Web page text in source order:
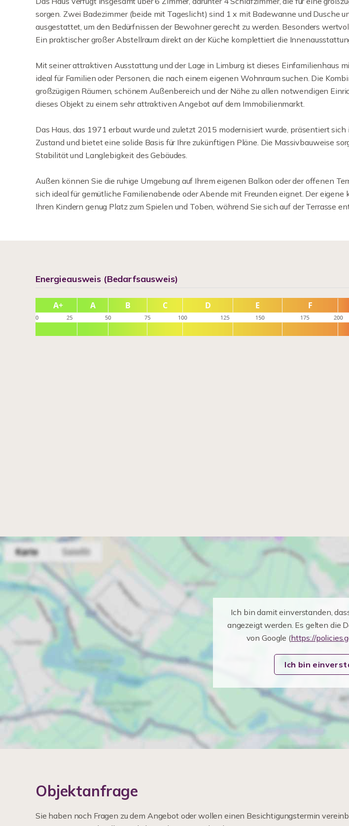
sorgen. Zwei Badezimmer (beide mit Tageslicht) sind 1 x mit Badewanne und Dusche
ausgestattet, um den Bedürfnissen der Bewohner gerecht zu werden. Besonders
Ein praktischer großer Abstellraum direkt an der Küche komplettiert die
Mit seiner attraktiven Ausstattung und der Lage in Limburg ist dieses Einfamilienhaus
ideal für Familien oder Personen, die nach einem eigenen Wohnraum suchen. Die
großzügigen Räumen, schönem Außenbereich und der Nähe zu allen notwendigen
dieses Objekt zu einem sehr attraktiven Angebot auf dem Immobilienmarkt.
Das Haus, das 1971 erbaut wurde und zuletzt 2015 modernisiert wurde, präsentiert
Zustand und bietet eine solide Basis für Ihre zukünftigen Pläne. Die Massivbauweise
Stabilität und Langlebigkeit des Gebäudes.
Außen können Sie die ruhige Umgebung auf Ihrem eigenen Balkon oder der offenen
sich ideal für gemütliche Familienabende oder Abende mit Freunden eignet. Der eigene
Ihren Kindern genug Platz zum Spielen und Toben, während Sie sich auf der Terrasse
Energieausweis (Bedarfsausweis)
Ich bin damit einverstanden,
angezeigt werden. Es gelten die
von Google (https://
Ich bin
Objektanfrage
Sie haben noch Fragen zu dem Angebot oder wollen einen Besichtigungstermin